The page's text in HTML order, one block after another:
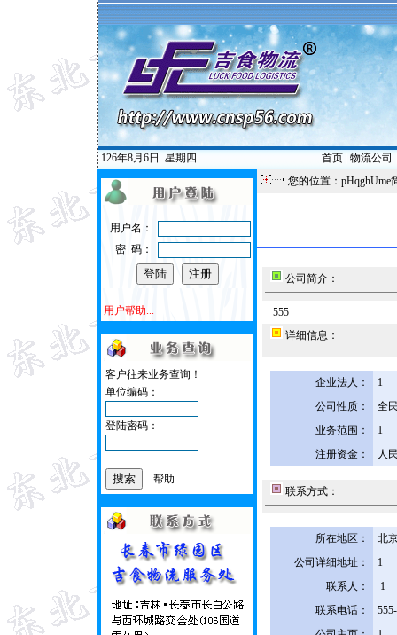
126年8月6日 星期四 首页| 物流公司
用户名：
密 码：
用户帮助...
客户往来业务查询！
单位编码：
登陆密码：
帮助......
您的位置：pHqghUme
公司简介：
555
详细信息：
企业法人：
1
公司性质：
全
业务范围：
1
注册资金：
人
联系方式：
所在地区：
北
公司详细地址：
1
联系人：
1
联系电话：